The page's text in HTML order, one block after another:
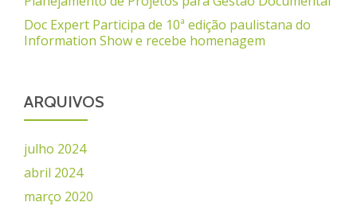
Doc Expert Participa de 10ª edição paulistana do
Information Show e recebe homenagem
ARQUIVOS
julho 2024
abril 2024
março 2020